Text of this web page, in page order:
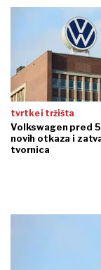
tvrtke i tržišta
Volkswagen pred
novih otkaza i
tvornica